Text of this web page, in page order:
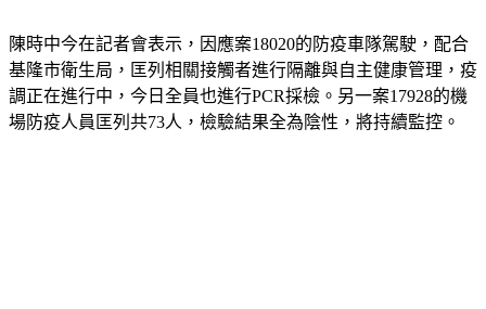
陳時中今在記者會表示，因應案18020的防疫車隊駕駛，配合
基隆市衛生局，匡列相關接觸者進行隔離與自主健康管理，疫
調正在進行中，今日全員也進行PCR採檢。另一案17928的機